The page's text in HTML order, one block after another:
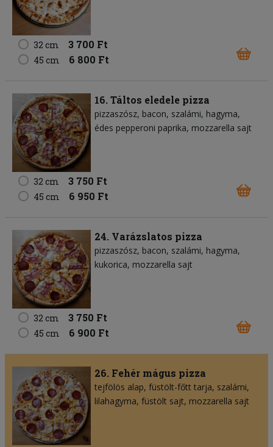
32 cm 3 700 Ft
45 cm 6 800 Ft
16. Táltos eledele pizza
pizzaszósz bacon szalámi hagyma
édes pepperoni paprika mozzarella sajt
32 cm 3 750 Ft
45 cm 6 950 Ft
24. Varázslatos pizza
pizzaszósz bacon szalámi hagyma
kukorica mozzarella sajt
32 cm 3 750 Ft
45 cm 6 900 Ft
26. Fehér mágus pizza
tejfölös alap füstölt-főtt tarja szalámi
lilahagyma füstölt sajt mozzarella sajt